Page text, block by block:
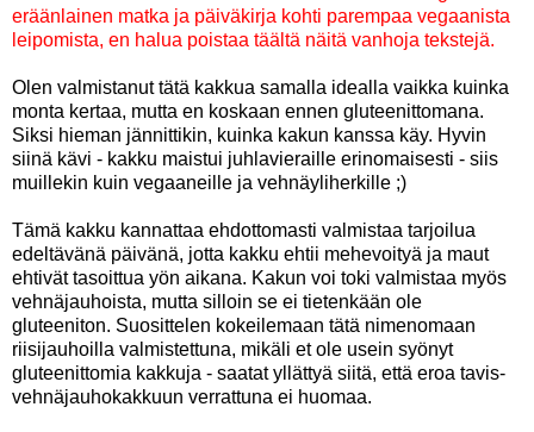
eräänlainen matka ja päiväkirja kohti parempaa vegaanista
leipomista, en halua poistaa täältä näitä vanhoja tekstejä.
Olen valmistanut tätä kakkua samalla idealla vaikka kuinka
monta kertaa, mutta en koskaan ennen gluteenittomana.
Siksi hieman jännittikin, kuinka kakun kanssa käy. Hyvin
siinä kävi - kakku maistui juhlavieraille erinomaisesti - siis
muillekin kuin vegaaneille ja vehnäyliherkille ;)
Tämä kakku kannattaa ehdottomasti valmistaa tarjoilua
edeltävänä päivänä, jotta kakku ehtii mehevoityä ja maut
ehtivät tasoittua yön aikana. Kakun voi toki valmistaa myös
vehnäjauhoista, mutta silloin se ei tietenkään ole
gluteeniton. Suosittelen kokeilemaan tätä nimenomaan
riisijauhoilla valmistettuna, mikäli et ole usein syönyt
gluteenittomia kakkuja - saatat yllättyä siitä, että eroa tavis-
vehnäjauhokakkuun verrattuna ei huomaa.